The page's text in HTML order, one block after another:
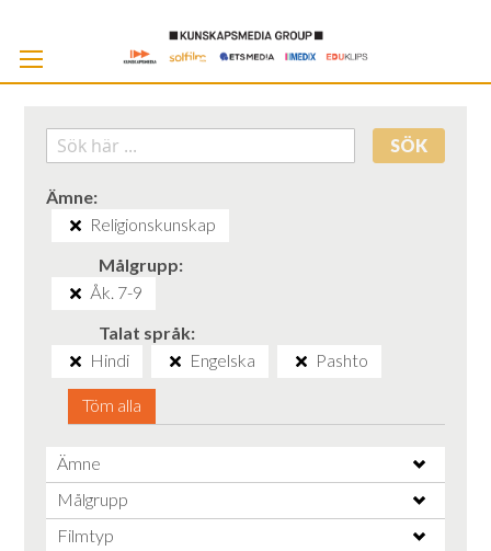
SÖK
Ämne
Religionskunskap
Målgrupp
Åk. 7-9
Talat språk
Hindi
Engelska Pashto
Töm alla
Ämne
Målgrupp
Filmtyp